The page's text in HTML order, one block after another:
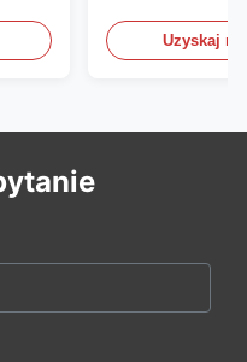
wody /Uzyskaj